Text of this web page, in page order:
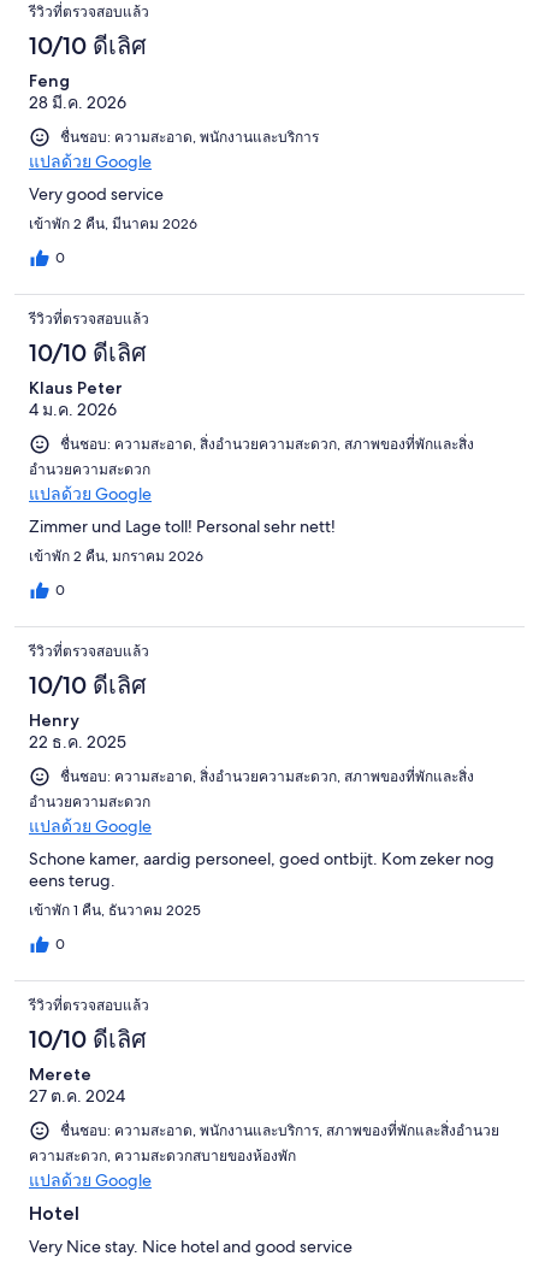
รีวิวที่ตรวจสอบแล้ว
10/10 ดีเลิศ
Feng
28 มี.ค. 2026
ชื่นชอบ: ความสะอาด, พนักงานและบริการ
แปลด้วย Google
Very good service
เข้าพัก 2 คืน, มีนาคม 2026
0
รีวิวที่ตรวจสอบแล้ว
10/10 ดีเลิศ
Klaus Peter
4 ม.ค. 2026
ชื่นชอบ: ความสะอาด, สิ่งอำนวยความสะดวก, สภาพของที่พักและสิ่ง
อำนวยความสะดวก
แปลด้วย Google
Zimmer und Lage toll! Personal sehr nett!
เข้าพัก 2 คืน, มกราคม 2026
0
รีวิวที่ตรวจสอบแล้ว
10/10 ดีเลิศ
Henry
22 ธ.ค. 2025
ชื่นชอบ: ความสะอาด, สิ่งอำนวยความสะดวก, สภาพของที่พักและสิ่ง
อำนวยความสะดวก
แปลด้วย Google
Schone kamer, aardig personeel, goed ontbijt. Kom zeker nog
eens terug.
เข้าพัก 1 คืน, ธันวาคม 2025
0
รีวิวที่ตรวจสอบแล้ว
10/10 ดีเลิศ
Merete
27 ต.ค. 2024
ชื่นชอบ: ความสะอาด, พนักงานและบริการ, สภาพของที่พักและสิ่งอำนวย
ความสะดวก, ความสะดวกสบายของห้องพัก
แปลด้วย Google
Hotel
Very Nice stay. Nice hotel and good service